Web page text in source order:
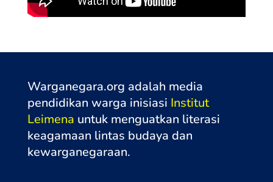
Warganegara.org adalah media
pendidikan warga inisiasi Institut
Leimena untuk menguatkan literasi
keagamaan lintas budaya dan
kewarganegaraan.